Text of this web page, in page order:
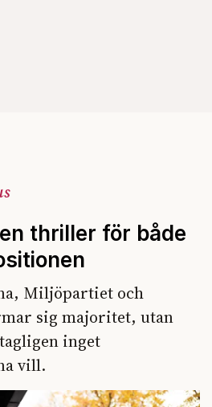
thriller för både
Miljöpartiet och
sig majoritet, utan
inget
vill.